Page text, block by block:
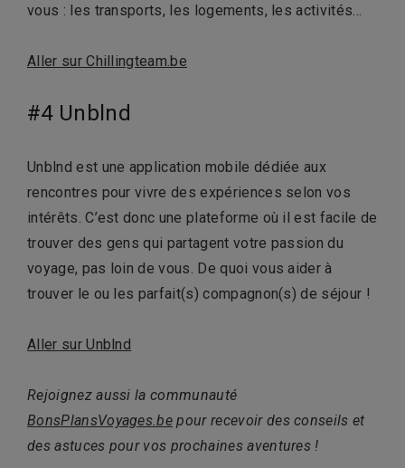
vous : les transports, les logements, les activités…
Aller sur Chillingteam.be
#4 Unblnd
Unblnd est une application mobile dédiée aux
rencontres pour vivre des expériences selon vos
intérêts. C’est donc une plateforme où il est facile de
trouver des gens qui partagent votre passion du
voyage, pas loin de vous. De quoi vous aider à
trouver le ou les parfait(s) compagnon(s) de séjour !
Aller sur Unblnd
Rejoignez aussi la communauté
BonsPlansVoyages.be pour recevoir des conseils et
des astuces pour vos prochaines aventures !